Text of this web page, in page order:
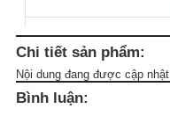
Chi tiết sản phẩm:
Nội dung đang được cập nhật.
Bình luận: